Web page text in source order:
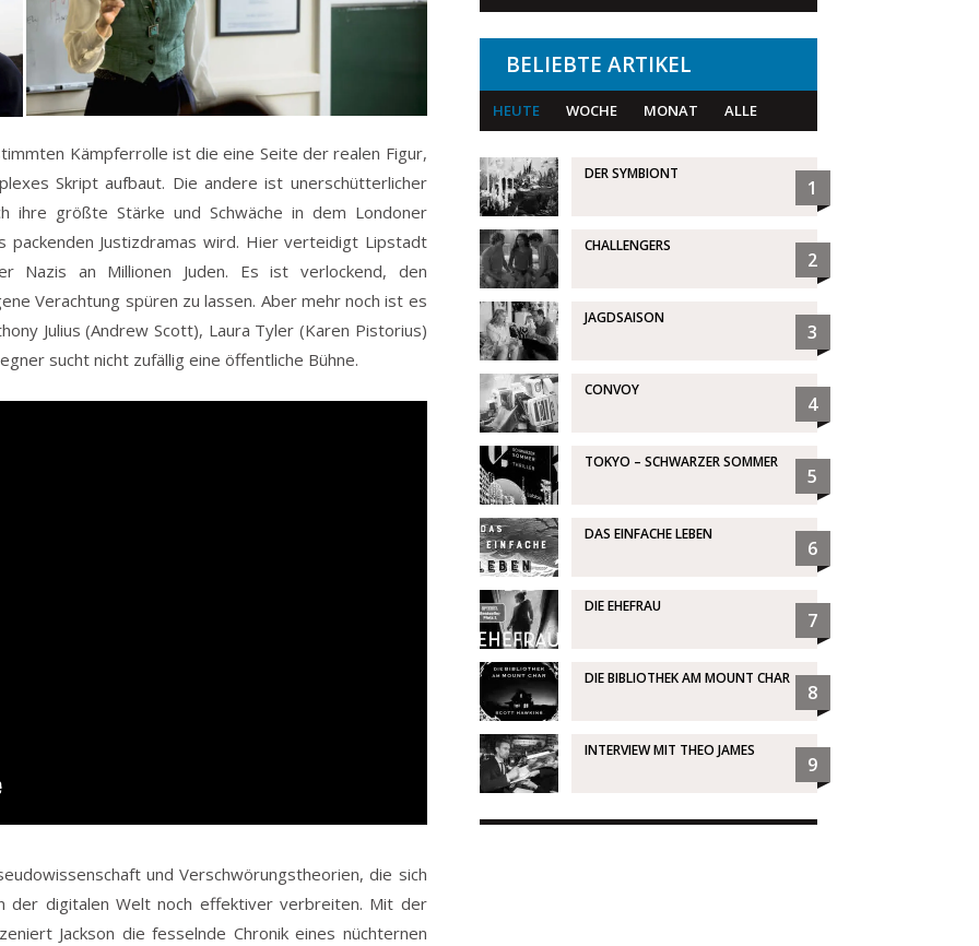
Kämpferrolle ist die eine Seite der realen Figur,
Skript aufbaut. Die andere ist unerschütterlicher
ihre größte Stärke und Schwäche in dem Londoner
packenden Justizdramas wird. Hier verteidigt Lipstadt
Nazis an Millionen Juden. Es ist verlockend, den
Verachtung spüren zu lassen. Aber mehr noch ist es
Julius (Andrew Scott), Laura Tyler (Karen Pistorius)
sucht nicht zufällig eine öffentliche Bühne.
und Verschwörungstheorien, die sich
der digitalen Welt noch effektiver verbreiten. Mit der
Jackson die fesselnde Chronik eines nüchternen
BELIEBTE ARTIKEL
HEUTE WOCHE MONAT ALLE
DER SYMBIONT
1
CHALLENGERS
2
JAGDSAISON
3
CONVOY
4
TOKYO – SCHWARZER SOMMER
5
DAS EINFACHE LEBEN
6
DIE EHEFRAU
7
DIE BIBLIOTHEK AM MOUNT CHAR
8
INTERVIEW MIT THEO JAMES
9